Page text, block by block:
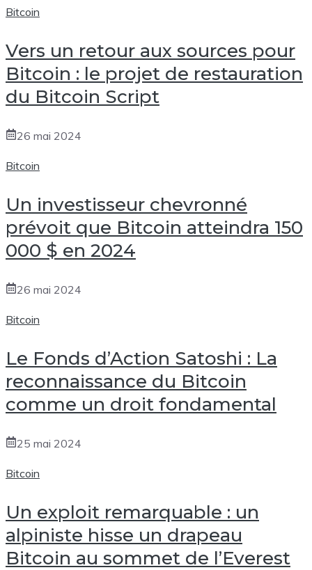
Bitcoin
Vers un retour aux sources pour
Bitcoin : le projet de restauration
du Bitcoin Script
26 mai 2024
Bitcoin
Un investisseur chevronné
prévoit que Bitcoin atteindra 150
000 $ en 2024
26 mai 2024
Bitcoin
Le Fonds d’Action Satoshi : La
reconnaissance du Bitcoin
comme un droit fondamental
25 mai 2024
Bitcoin
Un exploit remarquable : un
alpiniste hisse un drapeau
Bitcoin au sommet de l’Everest